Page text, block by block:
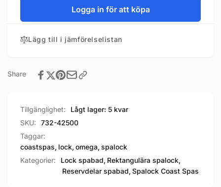
Logga in för att köpa
Lägg till i jämförelselistan
Share
Tillgänglighet:
Lågt lager: 5 kvar
SKU:
732-42500
Taggar:
coastspas, lock, omega, spalock
Kategorier:
Lock spabad, Rektangulära spalock,
Reservdelar spabad, Spalock Coast Spas